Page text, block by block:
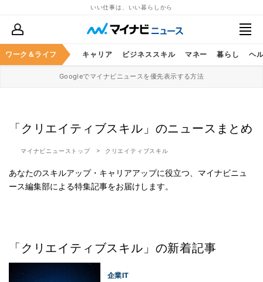
いい仕事は、いい暮らしから
ワーク＆ライフ キャリア ビジネススキル マネー 暮らし ヘ
Googleでマイナビニュースを優先表示する方法
「クリエイティブスキル」のニュースまとめ
マイナビニューストップ クリエイティブスキル
あなたのスキルアップ・キャリアアップに役立つ、マイナビニュ
ース編集部による特集記事をお届けします。
「クリエイティブスキル」の新着記事
企業IT